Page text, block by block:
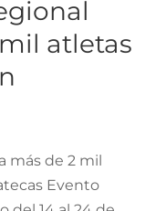
atletas
más de 2 mil
Evento